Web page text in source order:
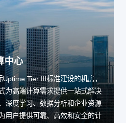
中心
Tier III标准建设的机房，
为高端计算需求提供一站式解决
深度学习、数据分析和企业资源
用户提供可靠、高效和安全的计